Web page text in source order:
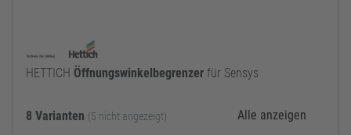
HETTICH Öffnungswinkelbegrenzer für Sensys
8 Varianten (5 nicht angezeigt)
Alle anzeigen